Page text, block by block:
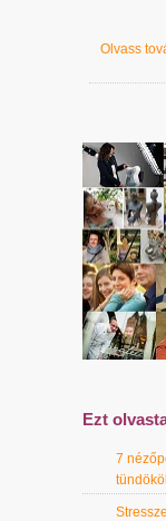
Olvass
Ezt
7